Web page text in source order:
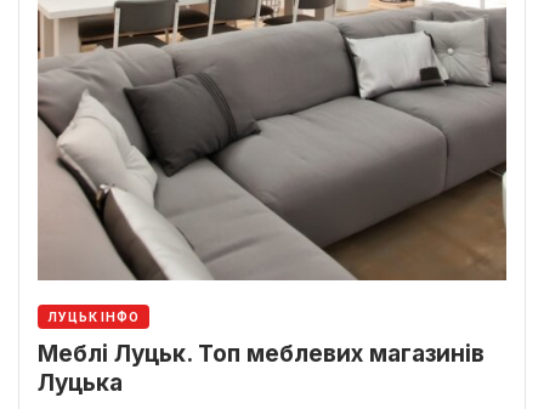
ЛУЦЬК ІНФО
Меблі Луцьк. Топ меблевих магазинів
Луцька